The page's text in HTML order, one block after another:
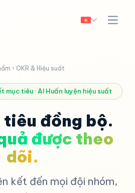
› OKR & Hiệu suất
mục tiêu · AI Huấn luyện hiệu suất
tiêu đồng bộ.
được theo
dõi.
kết đến mọi đội nhóm,